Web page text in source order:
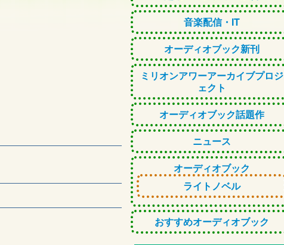
音楽配信・IT
オーディオブック新刊
ミリオンアワーアーカイブプロジ
ェクト
オーディオブック話題作
ニュース
オーディオブック
ライトノベル
おすすめオーディオブック